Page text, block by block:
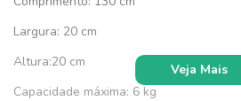
Largura: 20 cm
Altura:20 cm
Capacidade máxima: 6 kg
Veja Mais